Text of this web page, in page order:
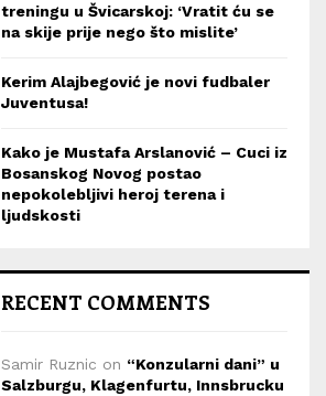
treningu u Švicarskoj: ‘Vratit ću se
na skije prije nego što mislite’
Kerim Alajbegović je novi fudbaler
Juventusa!
Kako je Mustafa Arslanović – Cuci iz
Bosanskog Novog postao
nepokolebljivi heroj terena i
ljudskosti
RECENT COMMENTS
Samir Ruznic on “Konzularni dani” u
Salzburgu, Klagenfurtu, Innsbrucku